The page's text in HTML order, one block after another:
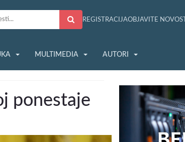
REGISTRACIJAOBJAVITE NOVOST
MULTIMEDIA AUTORI
ponestaje